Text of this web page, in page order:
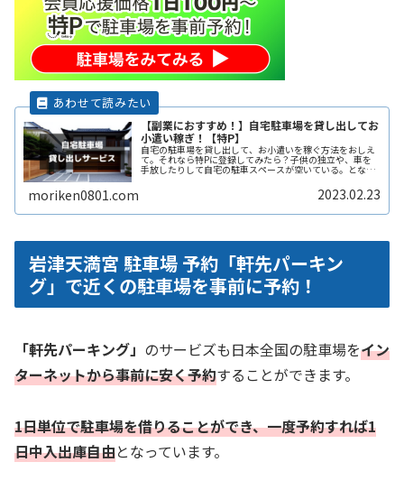
【副業におすすめ！】自宅駐車場を貸し出してお
小遣い稼ぎ！【特P】
自宅の駐車場を貸し出して、お小遣いを稼ぐ方法をおしえ
て。それなら特Pに登録してみたら？子供の独立や、車を
手放したりして自宅の駐車スペースが空いている。となり
の土地の空きスペースを有効に活用したい。自宅駐車場を
貸すと副収入になると聞いたことがReadMore...
moriken0801.com 2023.02.23
岩津天満宮 駐車場 予約「軒先パーキン
グ」で近くの駐車場を事前に予約！
「軒先パーキング」 のサービズも日本全国の駐車場をイン
ターネットから事前に安く予約することができます。
1日単位で駐車場を借りることができ、一度予約すれば1
日中入出庫自由となっています。